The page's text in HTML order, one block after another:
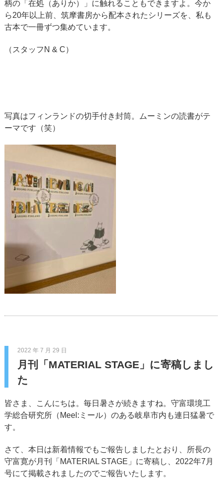
柄の「在処（ありか）」に触れることもできますよ。今か
ら20年以上前、筑摩書房から配本されたシリーズを、私も
古本で一冊ずつ集めています。
（スタッフN & C）
写真はフィンランドの切手付き封筒。ムーミンの読書がテ
ーマです（笑）
2022 年 7 月 29 日
月刊「MATERIAL STAGE」に寄稿しまし
た
皆さま、こんにちは。毎日暑さが続きますね。守富環境工
学総合研究所（Meel:ミール）のある岐阜市内も連日猛暑で
す。
さて、本日は新着情報でもご報告しましたとおり、所長の
守富寛が月刊「MATERIAL STAGE」に寄稿し、2022年7月
号にて掲載されましたのでご報告いたします。